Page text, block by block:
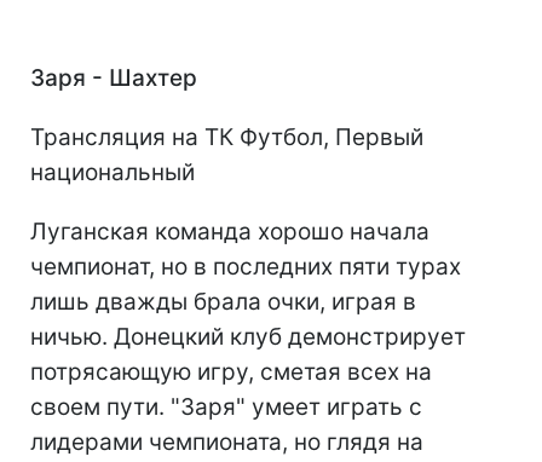
Заря - Шахтер
Трансляция на ТК Футбол, Первый
национальный
Луганская команда хорошо начала
чемпионат, но в последних пяти турах
лишь дважды брала очки, играя в
ничью. Донецкий клуб демонстрирует
потрясающую игру, сметая всех на
своем пути. "Заря" умеет играть с
лидерами чемпионата, но глядя на